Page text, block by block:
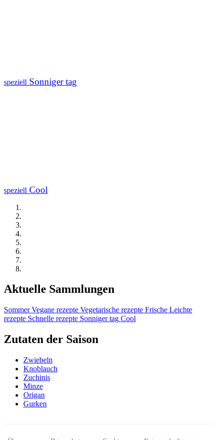
speziell Sonniger tag
speziell Cool
Aktuelle Sammlungen
Sommer Vegane rezepte Vegetarische rezepte Frische Leichte
rezepte Schnelle rezepte Sonniger tag Cool
Zutaten der Saison
Zwiebeln
Knoblauch
Zuchinis
Minze
Origan
Gurken